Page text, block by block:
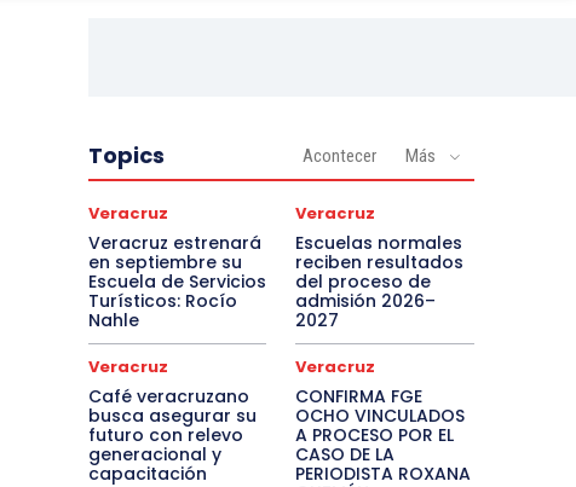
Topics Acontecer Más
Veracruz
Veracruz estrenará
en septiembre su
Escuela de Servicios
Turísticos: Rocío
Nahle
Veracruz
Escuelas normales
reciben resultados
del proceso de
admisión 2026–
2027
Veracruz
Café veracruzano
busca asegurar su
futuro con relevo
generacional y
capacitación
Veracruz
CONFIRMA FGE
OCHO VINCULADOS
A PROCESO POR EL
CASO DE LA
PERIODISTA ROXANA